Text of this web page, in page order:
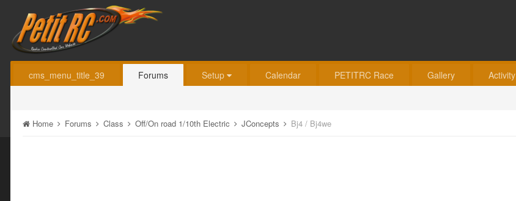
cms_menu_title_39 Forums Setup Calendar PETITRC Race Gallery Activity
Home Forums Class Off/On road 1/10th Electric JConcepts Bj4 / Bj4we